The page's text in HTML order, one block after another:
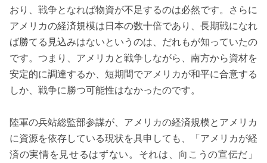
おり、戦争となれば物資が不足するのは必然です。さらに
アメリカの経済規模は日本の数十倍であり、長期戦になれ
ば勝てる見込みはないというのは、だれもが知っていたの
です。つまり、アメリカと戦争しながら、南方から資材を
安定的に調達するか、短期間でアメリカが和平に合意する
しか、戦争に勝つ可能性はなかったのです。
陸軍の兵站総監部参謀が、アメリカの経済規模とアメリカ
に資源を依存している現状を具申しても、「アメリカが経
済の実情を見せるはずない。それは、向こうの宣伝だ」